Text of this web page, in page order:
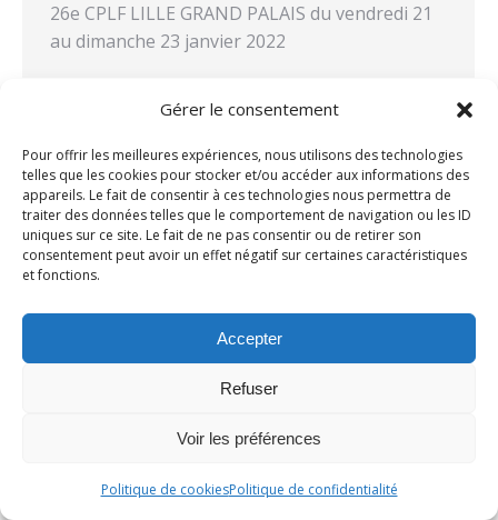
Gérer le consentement
Pour offrir les meilleures expériences, nous utilisons des technologies
telles que les cookies pour stocker et/ou accéder aux informations des
appareils. Le fait de consentir à ces technologies nous permettra de
traiter des données telles que le comportement de navigation ou les ID
uniques sur ce site. Le fait de ne pas consentir ou de retirer son
consentement peut avoir un effet négatif sur certaines caractéristiques
et fonctions.
Accepter
Refuser
Voir les préférences
Politique de cookiesPolitique de confidentialité
26e CPLF LILLE GRAND PALAIS du vendredi 21
au dimanche 23 janvier 2022
Copyright Collège des Pneumologues des Hôpitaux Généraux
@2023